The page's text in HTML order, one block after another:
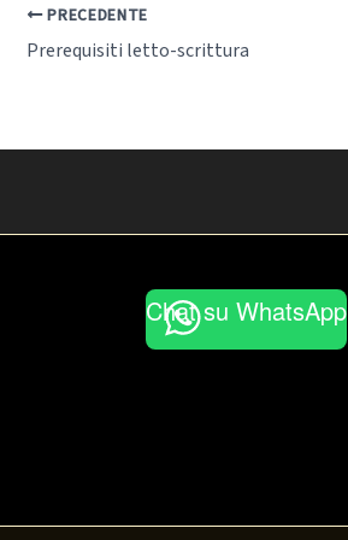
PRECEDENTE
Prerequisiti letto-scrittura
Chat su WhatsApp